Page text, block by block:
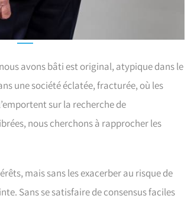
avons bâti est original, atypique dans le
une société éclatée, fracturée, où les
sur la recherche de
nous cherchons à rapprocher les
mais sans les exacerber au risque de
Sans se satisfaire de consensus faciles